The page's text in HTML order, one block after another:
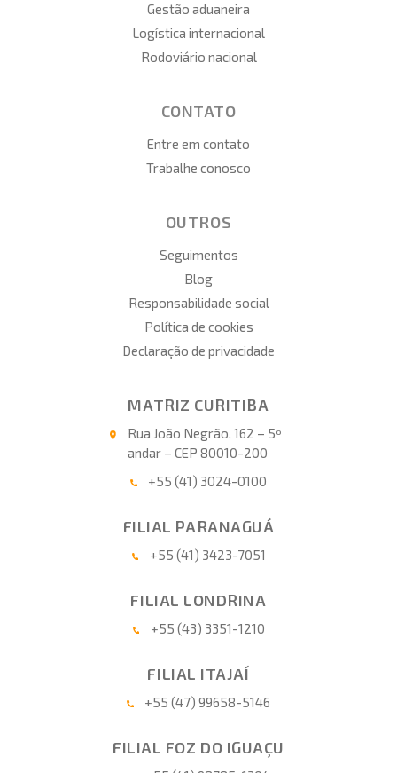
Gestão aduaneira
Logística internacional
Rodoviário nacional
CONTATO
Entre em contato
Trabalhe conosco
OUTROS
Seguimentos
Blog
Responsabilidade social
Política de cookies
Declaração de privacidade
MATRIZ CURITIBA
Rua João Negrão, 162 – 5º
andar – CEP 80010-200
+55 (41) 3024-0100
FILIAL PARANAGUÁ
+55 (41) 3423-7051
FILIAL LONDRINA
+55 (43) 3351-1210
FILIAL ITAJAÍ
+55 (47) 99658-5146
FILIAL FOZ DO IGUAÇU